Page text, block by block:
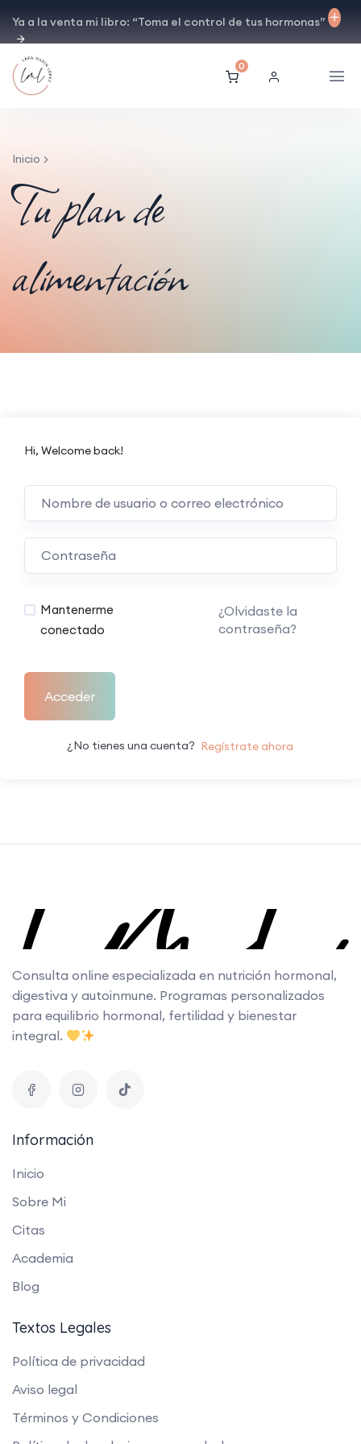
Ya a la venta mi libro: “Toma el control de tus hormonas”
0
Inicio
Tu plan de
alimentación
Hi, Welcome back!
Mantenerme
conectado
¿Olvidaste la
contraseña?
Acceder
¿No tienes una cuenta? Regístrate ahora
Consulta online especializada en nutrición hormonal,
digestiva y autoinmune. Programas personalizados
para equilibrio hormonal, fertilidad y bienestar
integral.
Información
Inicio
Sobre Mi
Citas
Academia
Blog
Textos Legales
Política de privacidad
Aviso legal
Términos y Condiciones